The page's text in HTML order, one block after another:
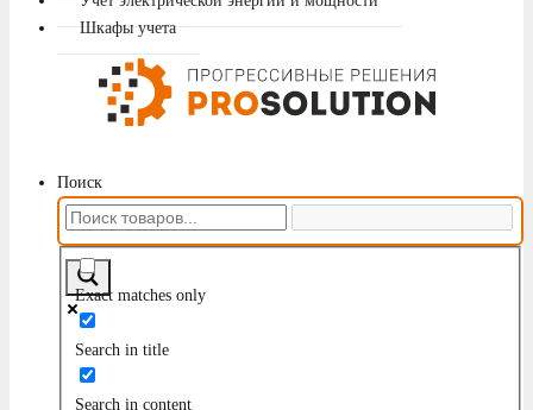
Шкафы учета
Поиск
Exact matches only
Search in title
Search in content